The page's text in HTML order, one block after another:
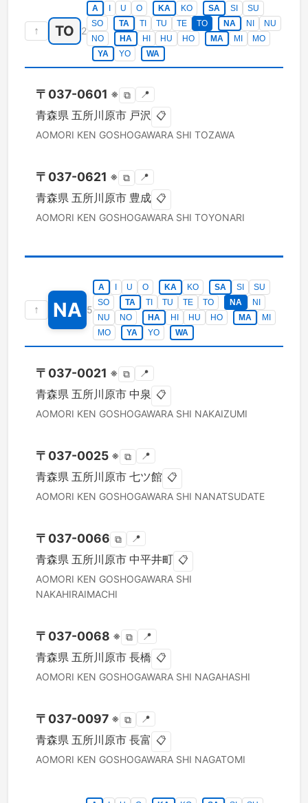
↑ TO 2
A U O KA KO SA SI
SU
SO
TA TI TU TE TO NA NI
NU
NO
HA HI HU HO MA MI
MO
YA
YO WA
〒 037-0601 ※ ⧉ 📍
青森県 五所川原市 戸沢 📋
AOMORI KEN GOSHOGAWARA SHI TOZAWA
〒 037-0621 ※ ⧉ 📍
青森県 五所川原市 豊成 📋
AOMORI KEN GOSHOGAWARA SHI TOYONARI
↑ NA 5
A U O KA KO SA SI
SU
SO
TA TI TU TE TO NA
NI
NU
NO HA HI HU HO MA
MI
MO
YA YO WA
〒 037-0021 ※ ⧉ 📍
青森県 五所川原市 中泉 📋
AOMORI KEN GOSHOGAWARA SHI NAKAIZUMI
〒 037-0025 ※ ⧉ 📍
青森県 五所川原市 七ツ館 📋
AOMORI KEN GOSHOGAWARA SHI NANATSUDATE
〒 037-0066 ⧉ 📍
青森県 五所川原市 中平井町 📋
AOMORI KEN GOSHOGAWARA SHI
NAKAHIRAIMACHI
〒 037-0068 ※ ⧉ 📍
青森県 五所川原市 長橋 📋
AOMORI KEN GOSHOGAWARA SHI NAGAHASHI
〒 037-0097 ※ ⧉ 📍
青森県 五所川原市 長富 📋
AOMORI KEN GOSHOGAWARA SHI NAGATOMI